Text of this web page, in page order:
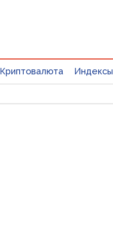
Криптовалюта Индексы